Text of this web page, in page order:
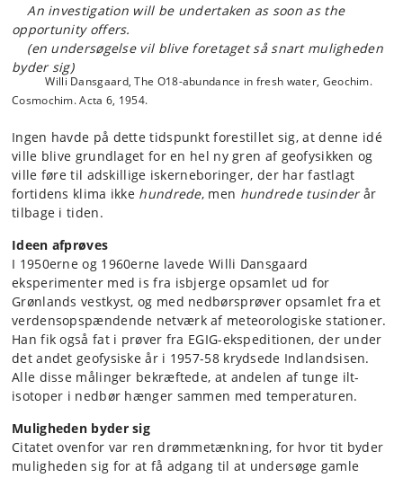
An investigation will be undertaken as soon as the
opportunity offers.
(en undersøgelse vil blive foretaget så snart muligheden
byder sig)
Willi Dansgaard, The O18-abundance in fresh water, Geochim.
Cosmochim. Acta 6, 1954.
Ingen havde på dette tidspunkt forestillet sig, at denne idé
ville blive grundlaget for en hel ny gren af geofysikken og
ville føre til adskillige iskerneboringer, der har fastlagt
fortidens klima ikke hundrede, men hundrede tusinderår
tilbage i tiden.
Ideen afprøves
I 1950erne og 1960erne lavede Willi Dansgaard
eksperimenter med is fra isbjerge opsamlet ud for
Grønlands vestkyst, og med nedbørsprøver opsamlet fra et
verdensopspændende netværk af meteorologiske stationer.
Han fik også fat i prøver fra EGIG-ekspeditionen, der under
det andet geofysiske år i 1957-58 krydsede Indlandsisen.
Alle disse målinger bekræftede, at andelen af tunge ilt-
isotoper i nedbør hænger sammen med temperaturen.
Muligheden byder sig
Citatet ovenfor var ren drømmetænkning, for hvor tit byder
muligheden sig for at få adgang til at undersøge gamle